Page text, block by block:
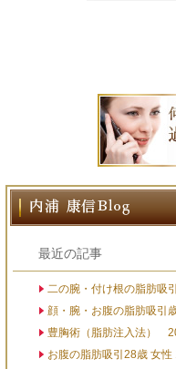
最近の記事
二の腕・付け根の脂肪
顔・腕・お腹の脂肪吸引
豊胸術（脂肪注入法）
お腹の脂肪吸引28歳 女性